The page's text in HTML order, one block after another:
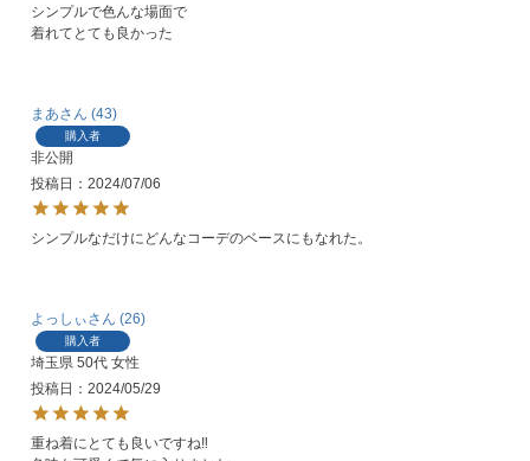
シンプルで色んな場面で
着れてとても良かった
まあ 43
購入者
非公開
投稿日
2024/07/06
シンプルなだけにどんなコーデのベースにもなれた。
よっしぃ 26
購入者
埼玉県 50代 女性
投稿日
2024/05/29
重ね着にとても良いですね‼️